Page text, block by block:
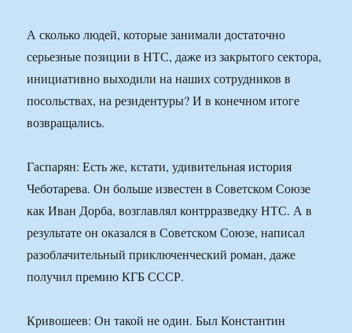
А сколько людей, которые занимали достаточно
серьезные позиции в НТС, даже из закрытого сектора,
инициативно выходили на наших сотрудников в
посольствах, на резидентуры? И в конечном итоге
возвращались.
Гаспарян: Есть же, кстати, удивительная история
Чеботарева. Он больше известен в Советском Союзе
как Иван Дорба, возглавлял контрразведку НТС. А в
результате он оказался в Советском Союзе, написал
разоблачительный приключенческий роман, даже
получил премию КГБ СССР.
Кривошеев: Он такой не один. Был Константин